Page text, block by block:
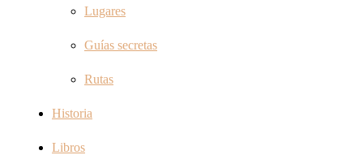
Lugares
Guías secretas
Rutas
Historia
Libros